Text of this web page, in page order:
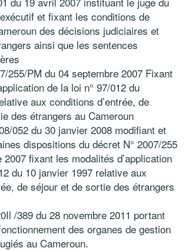
et fixant les conditions de
des décisions judiciaires et
ainsi que les sentences
255/PM du 04 septembre 2007 Fixant
de la loi n° 97/012 du
aux conditions d’entrée, de
des étrangers au Cameroun
052 du 30 janvier 2008 modifiant et
dispositions du décret N° 2007/255
fixant les modalités d’application
du 10 janvier 1997 relative aux
de séjour et de sortie des étrangers
/389 du 28 novembre 2011 portant
des organes de gestion
au Cameroun.